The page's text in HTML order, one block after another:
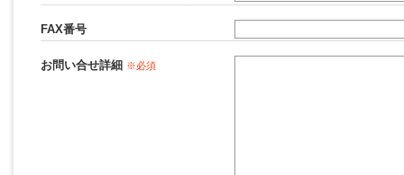
FAX番号
お問い合せ詳細 ※必須